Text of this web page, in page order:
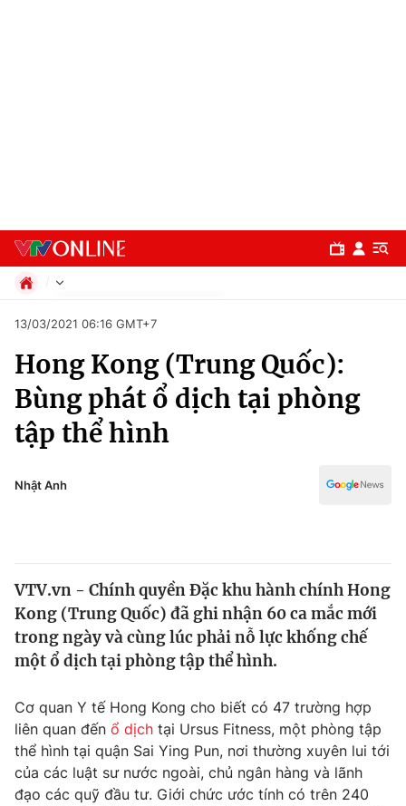
Chuyên mục
Chính trị
Thế giới
Tin tức
Thế giới đó đây
Câu chuyện quốc tế
Kinh tế
Tài chính
Thị trường
Góc doanh nghiệp
Dữ liệu và đời sống
Truyền hình
Xã hội
Pháp luật
Kinh tế
Thể thao
Truyền hình
13/03/2021 06:16 GMT+7
Hong Kong (Trung Quốc):
Bùng phát ổ dịch tại phòng
tập thể hình
Nhật Anh
VTV.vn - Chính quyền Đặc khu hành chính Hong
Kong (Trung Quốc) đã ghi nhận 60 ca mắc mới
trong ngày và cùng lúc phải nỗ lực khống chế
một ổ dịch tại phòng tập thể hình.
Cơ quan Y tế Hong Kong cho biết có 47 trường hợp
liên quan đến ổ dịch tại Ursus Fitness, một phòng tập
thể hình tại quận Sai Ying Pun, nơi thường xuyên lui tới
của các luật sư nước ngoài, chủ ngân hàng và lãnh
đạo các quỹ đầu tư. Giới chức ước tính có trên 240